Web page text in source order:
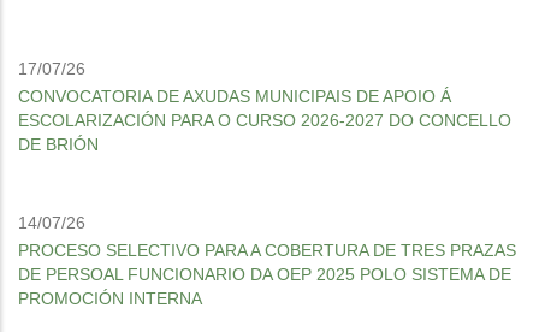
17/07/26
CONVOCATORIA DE AXUDAS MUNICIPAIS DE APOIO Á
ESCOLARIZACIÓN PARA O CURSO 2026-2027 DO CONCELLO
DE BRIÓN
14/07/26
PROCESO SELECTIVO PARA A COBERTURA DE TRES PRAZAS
DE PERSOAL FUNCIONARIO DA OEP 2025 POLO SISTEMA DE
PROMOCIÓN INTERNA